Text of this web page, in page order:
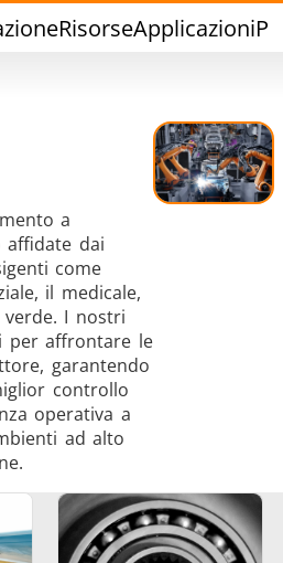
RisorseApplicazioni
Saldatura a
stagno
Cap Sealing
caldo
a
affidate dai
come
il medicale,
I nostri
per affrontare le
garantendo
controllo
operativa a
ad alto